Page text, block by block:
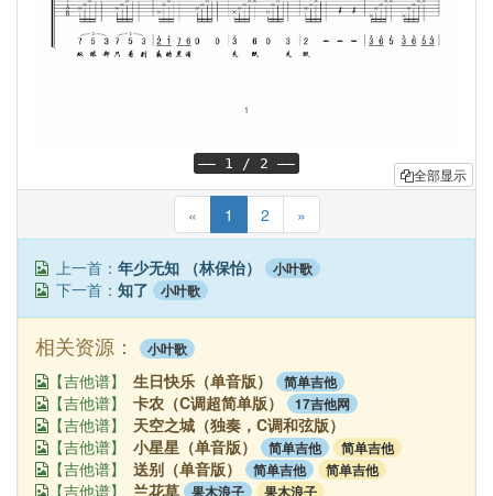
—— 1 / 2 ——
全部显示
« 1 2 »
上一首： 年少无知 （林保怡） 小叶歌
下一首： 知了 小叶歌
相关资源： 小叶歌
【吉他谱】 生日快乐（单音版） 简单吉他
【吉他谱】 卡农（C调超简单版） 17吉他网
【吉他谱】 天空之城（独奏，C调和弦版）
【吉他谱】 小星星（单音版） 简单吉他 简单吉他
【吉他谱】 送别（单音版） 简单吉他 简单吉他
【吉他谱】 兰花草 果木浪子 果木浪子